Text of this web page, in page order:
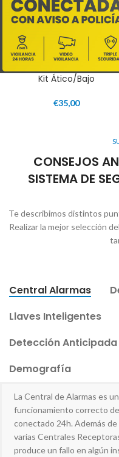
Kit Ático/Bajo
€35,00
CONSEJOS
SISTEMA DE
Te describimos distintos
Realizar la mejor selección
Central Alarmas
Llaves Inteligentes
Detección Anticipada
Demografía
La Central de Alarmas es
funcionamiento correcto
conectado 24h. Además
varias Centrales
produce un fallo en algún